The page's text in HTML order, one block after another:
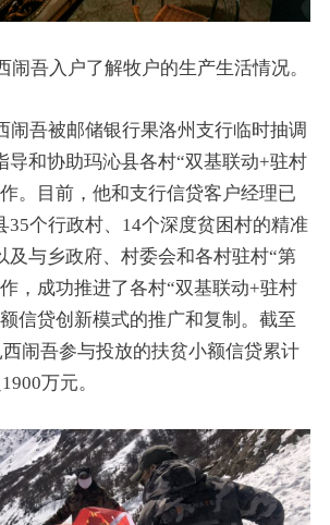
闹吾入户了解牧户的生产生活情况。
闹吾被邮储银行果洛州支行临时抽调
导和协助玛沁县各村“双基联动+驻村
。目前，他和支行信贷客户经理已
35个行政村、14个深度贫困村的精准
及与乡政府、村委会和各村驻村“第
，成功推进了各村“双基联动+驻村
信贷创新模式的推广和复制。截至
闹吾参与投放的扶贫小额信贷累计
万元。